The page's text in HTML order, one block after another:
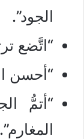
الجود”.
“اتَّضع
“أحسن
“أتمُّ
المغارم”.